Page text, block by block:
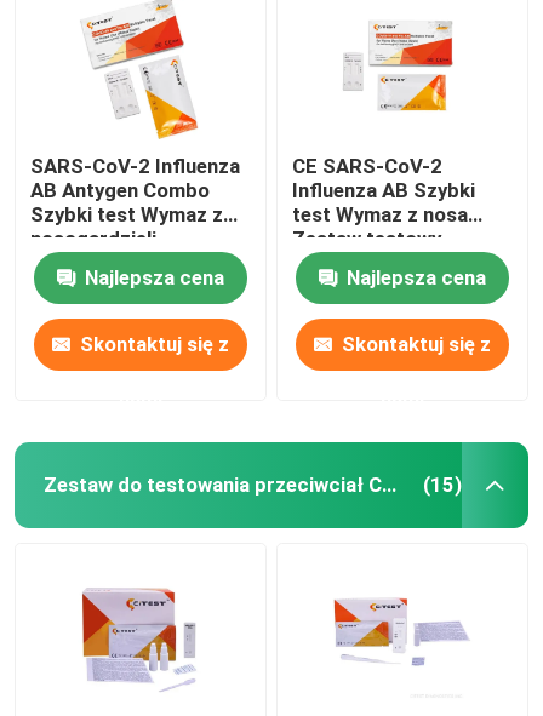
SARS-CoV-2 Influenza
AB Antygen Combo
Szybki test Wymaz z
nosogardzieli
Najlepsza cena
Skontaktuj się z
CE SARS-CoV-2
Influenza AB Szybki
test Wymaz z nosa
Zestaw testowy
antygenu Covid 19
Najlepsza cena
Skontaktuj się z
Zestaw do testowania przeciwciał COVID 19 (15)